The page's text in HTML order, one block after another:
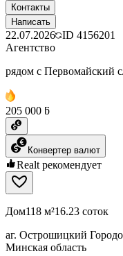
Контакты
Написать
22.07.2026 ID 4156201
Агентство
рядом с Первомайский
205 000 ƃ
Конвертер валют
Realt рекомендует
Дом118 м²16.23 соток
аг. Острошицкий
Минская область